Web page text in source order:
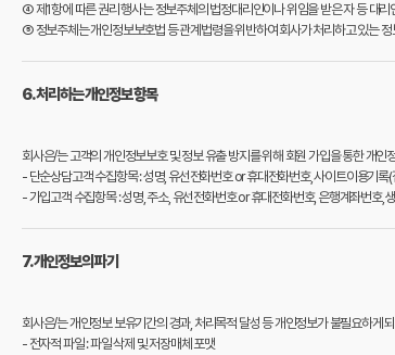
④ 제1항에 따른 권리 행사는 정보주체의 법정대리인이나 위임을 받은 자 등 대
⑤ 정보주체는 개인정보보호법 등 관계법령을 위반하여 회사가 처리하고 있는
6. 처리하는 개인정보 항목
회사은/는 고객의 개인정보보호 및 정보 유출 방지를 위해 회원 가입을 통한 개
- 단순상담고객 수집항목 : 성명, 유선전화번호 or 휴대전화번호, 사이트이용기록
- 가입고객 수집항목 : 성명, 주소, 유선전화번호 or 휴대전화번호, 은행계좌번호
7. 개인정보의 파기
회사은/는 개인정보 보유기간의 경과, 처리목적 달성 등 개인정보가 불필요하게
- 전자적 파일 : 파일 삭제 및 저장매체 포맷